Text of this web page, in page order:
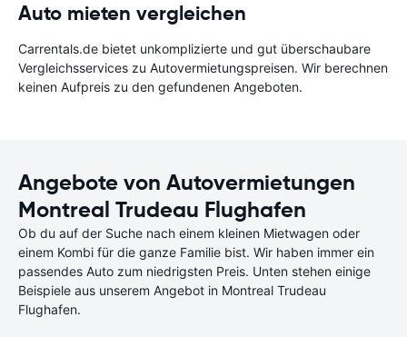
Auto mieten vergleichen
Carrentals.de bietet unkomplizierte und gut überschaubare
Vergleichsservices zu Autovermietungspreisen. Wir berechnen
keinen Aufpreis zu den gefundenen Angeboten.
Angebote von Autovermietungen
Montreal Trudeau Flughafen
Ob du auf der Suche nach einem kleinen Mietwagen oder
einem Kombi für die ganze Familie bist. Wir haben immer ein
passendes Auto zum niedrigsten Preis. Unten stehen einige
Beispiele aus unserem Angebot in Montreal Trudeau
Flughafen.